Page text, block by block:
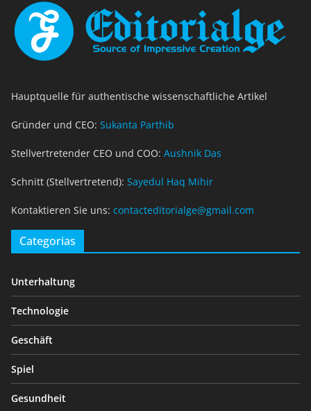
Hauptquelle für authentische wissenschaftliche Artikel
Gründer und CEO: Sukanta Parthib
Stellvertretender CEO und COO: Aushnik Das
Schnitt (Stellvertretend): Sayedul Haq Mihir
Kontaktieren Sie uns: contacteditorialge@gmail.com
Categorias
Unterhaltung
Technologie
Geschäft
Spiel
Gesundheit